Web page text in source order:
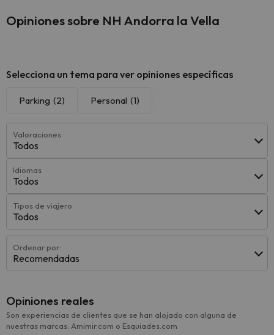
Opiniones sobre NH Andorra la Vella
Selecciona un tema para ver opiniones específicas
Parking (2) Personal (1)
Valoraciones
Todos
Idiomas
Todos
Tipos de viajero
Todos
Ordenar por:
Recomendadas
Opiniones reales
Son experiencias de clientes que se han alojado con alguna de
nuestras marcas: Amimir.com o Esquiades.com